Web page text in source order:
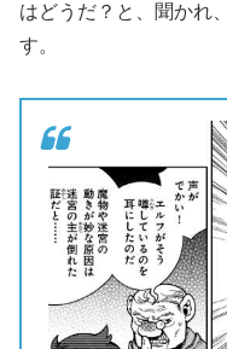
はどうだ？と、聞かれ
す。